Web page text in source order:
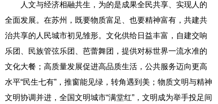
人文与经济相融共生，为的是成果全民共享、实现人的
全面发展。在苏州，既要物质富足、也要精神富有，共建共
治共享的人民城市初见雏形。文化供给日益丰富，自建交响
乐团、民族管弦乐团、芭蕾舞团，提供对标世界一流水准的
文化大餐；高质量发展促进高品质生活，公共服务迈向更高
水平“民生七有”，推窗能见绿，转角遇到美；物质文明与精神
文明协调并进，全国文明城市“满堂红”，文明成为举手投足间